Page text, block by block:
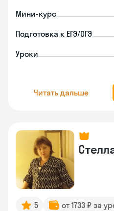
Мини-курс
Подготовка к ЕГЭ/ОГЭ
Уроки
Читать дальше
5 от 1733 ₽ за